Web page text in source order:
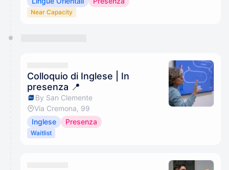
Near Capacity
Colloquio di Inglese | In
presenza 📍
By San Clemente
Via Cremona, 99
Inglese
Presenza
Waitlist